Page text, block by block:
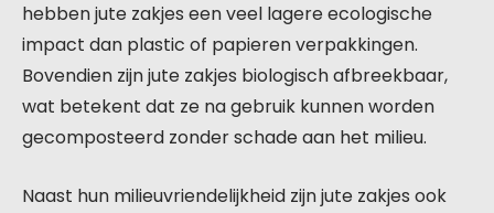
hebben jute zakjes een veel lagere ecologische
impact dan plastic of papieren verpakkingen.
Bovendien zijn jute zakjes biologisch afbreekbaar,
wat betekent dat ze na gebruik kunnen worden
gecomposteerd zonder schade aan het milieu.
Naast hun milieuvriendelijkheid zijn jute zakjes ook